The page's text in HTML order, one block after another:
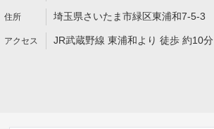
埼玉県さいたま市緑区東浦和7-5-3
JR武蔵野線 東浦和より 徒歩 約10分